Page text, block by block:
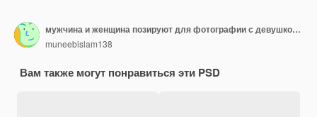
мужчина и женщина позируют для фотографии с девушкой, обнимающей друг друга
muneebislam138
Вам также могут понравиться эти PSD